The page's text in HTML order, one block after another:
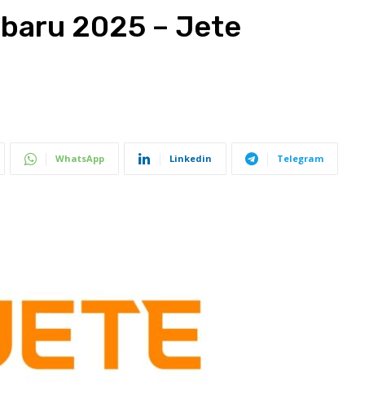
2025 – Jete
WhatsApp Linkedin Telegram